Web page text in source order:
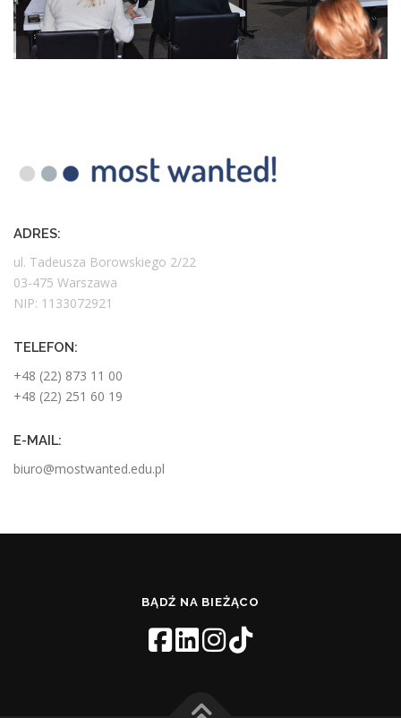
ADRES:
ul. Tadeusza Borowskiego 2/22
03-475 Warszawa
NIP: 1133072921
TELEFON:
+48 (22) 873 11 00
+48 (22) 251 60 19
E-MAIL:
biuro@mostwanted.edu.pl
BĄDŹ NA BIEŻĄCO